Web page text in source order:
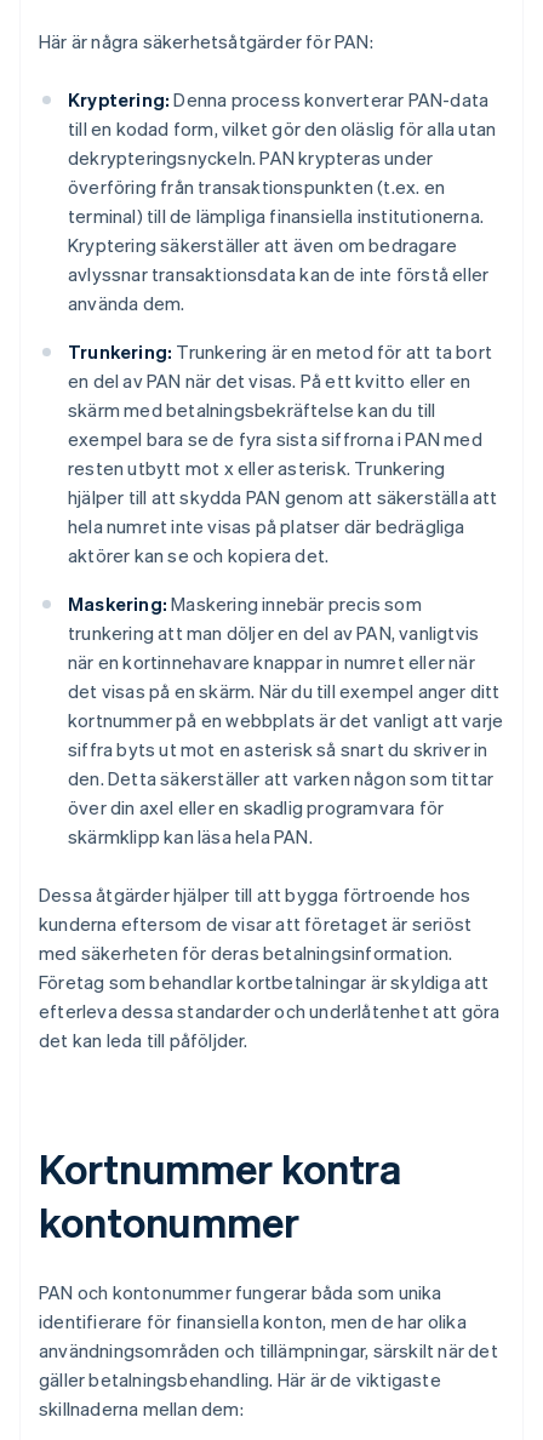
Här är några säkerhetsåtgärder för PAN:
Kryptering: Denna process konverterar PAN-data
till en kodad form, vilket gör den oläslig för alla utan
dekrypteringsnyckeln. PAN krypteras under
överföring från transaktionspunkten (t.ex. en
terminal) till de lämpliga finansiella institutionerna.
Kryptering säkerställer att även om bedragare
avlyssnar transaktionsdata kan de inte förstå eller
använda dem.
Trunkering: Trunkering är en metod för att ta bort
en del av PAN när det visas. På ett kvitto eller en
skärm med betalningsbekräftelse kan du till
exempel bara se de fyra sista siffrorna i PAN med
resten utbytt mot x eller asterisk. Trunkering
hjälper till att skydda PAN genom att säkerställa att
hela numret inte visas på platser där bedrägliga
aktörer kan se och kopiera det.
Maskering: Maskering innebär precis som
trunkering att man döljer en del av PAN, vanligtvis
när en kortinnehavare knappar in numret eller när
det visas på en skärm. När du till exempel anger ditt
kortnummer på en webbplats är det vanligt att varje
siffra byts ut mot en asterisk så snart du skriver in
den. Detta säkerställer att varken någon som tittar
över din axel eller en skadlig programvara för
skärmklipp kan läsa hela PAN.
Dessa åtgärder hjälper till att bygga förtroende hos
kunderna eftersom de visar att företaget är seriöst
med säkerheten för deras betalningsinformation.
Företag som behandlar kortbetalningar är skyldiga att
efterleva dessa standarder och underlåtenhet att göra
det kan leda till påföljder.
Kortnummer kontra
kontonummer
PAN och kontonummer fungerar båda som unika
identifierare för finansiella konton, men de har olika
användningsområden och tillämpningar, särskilt när det
gäller betalningsbehandling. Här är de viktigaste
skillnaderna mellan dem: